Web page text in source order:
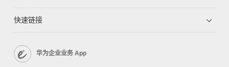
快速链接
华为企业业务 App